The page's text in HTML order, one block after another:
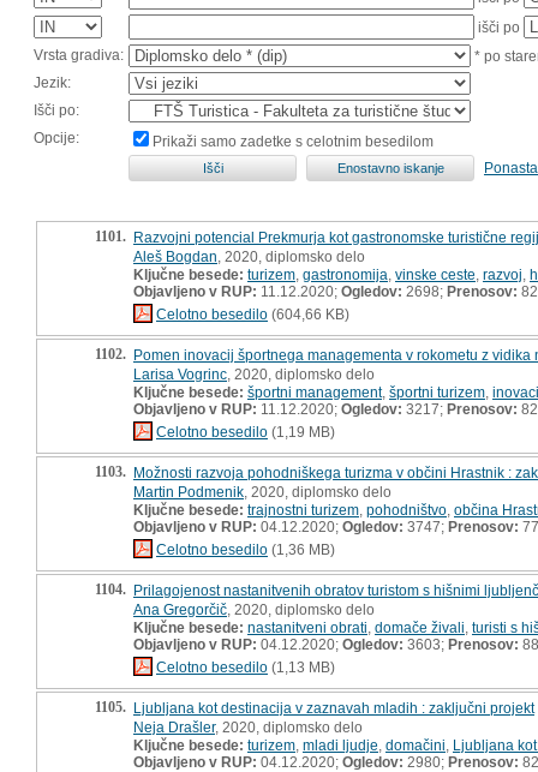
išči po
Vrsta gradiva:
* po
Jezik:
Išči po:
Opcije:
Prikaži samo zadetke s celotnim besedilom
1101. Razvojni potencial Prekmurja kot gastronomske turistične
Aleš Bogdan , 2020, diplomsko delo
Ključne besede: turizem gastronomija vinske ceste razvoj
Objavljeno v RUP: 11.12.2020; Ogledov: 2698; Prenosov: 82
Celotno besedilo (604,66 KB)
1102. Pomen inovacij športnega managementa v rokometu z vidika
Larisa Vogrinc , 2020, diplomsko delo
Ključne besede: športni management, športni turizem
Objavljeno v RUP: 11.12.2020; Ogledov: 3217; Prenosov: 82
Celotno besedilo (1,19 MB)
1103. Možnosti razvoja pohodniškega turizma v občini Hrastnik :
Martin Podmenik , 2020, diplomsko delo
Ključne besede: trajnostni turizem pohodništvo občina
Objavljeno v RUP: 04.12.2020; Ogledov: 3747; Prenosov: 77
Celotno besedilo (1,36 MB)
1104. Prilagojenost nastanitvenih obratov turistom s hišnimi
Ana Gregorčič , 2020, diplomsko delo
Ključne besede: nastanitveni obrati domače živali turisti s
Objavljeno v RUP: 04.12.2020; Ogledov: 3603; Prenosov: 88
Celotno besedilo (1,13 MB)
1105. Ljubljana kot destinacija v zaznavah mladih : zaključni projekt
Neja Drašler, 2020, diplomsko delo
Ključne besede: turizem mladi ljudje domačini Ljubljana
Objavljeno v RUP: 04.12.2020; Ogledov: 2980; Prenosov: 82